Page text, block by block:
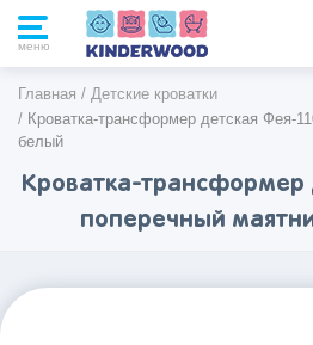
меню
Главная / Детские кроватки
/ Кроватка-трансформер детская Фея-
белый
Кроватка-трансформер
поперечный